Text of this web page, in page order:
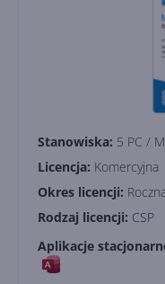
Stanowiska: 5 PC /
Licencja: Komercyjna
Okres licencji:
Rodzaj licencji: CSP
Aplikacje